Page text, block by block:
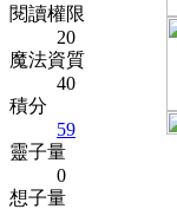
閱讀權限
20
魔法資質
40
積分
59
靈子量
0
想子量